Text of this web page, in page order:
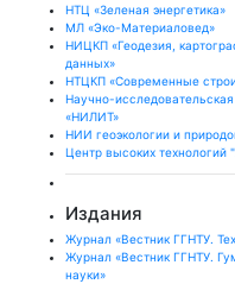
НТЦ «Зеленая энергетика»
МЛ «Эко-Материаловед»
НИЦКП «Геодезия,
данных»
НТЦКП «Современные
Научно-
«НИЛИТ»
НИИ геоэкологии и
Центр высоких технологий
Издания
Журнал «Вестник ГГНТУ.
Журнал «Вестник ГГНТУ.
науки»